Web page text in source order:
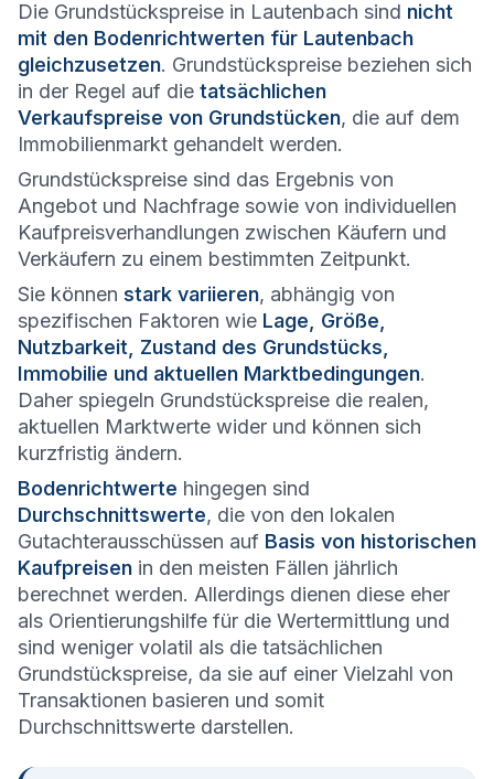
Die Grundstückspreise in Lautenbach sind nicht
mit den Bodenrichtwerten für Lautenbach
gleichzusetzen. Grundstückspreise beziehen sich
in der Regel auf die tatsächlichen
Verkaufspreise von Grundstücken, die auf dem
Immobilienmarkt gehandelt werden.
Grundstückspreise sind das Ergebnis von
Angebot und Nachfrage sowie von individuellen
Kaufpreisverhandlungen zwischen Käufern und
Verkäufern zu einem bestimmten Zeitpunkt.
Sie können stark variieren, abhängig von
spezifischen Faktoren wie Lage, Größe,
Nutzbarkeit, Zustand des Grundstücks,
Immobilie und aktuellen Marktbedingungen.
Daher spiegeln Grundstückspreise die realen,
aktuellen Marktwerte wider und können sich
kurzfristig ändern.
Bodenrichtwerte hingegen sind
Durchschnittswerte, die von den lokalen
Gutachterausschüssen auf Basis von historischen
Kaufpreisen in den meisten Fällen jährlich
berechnet werden. Allerdings dienen diese eher
als Orientierungshilfe für die Wertermittlung und
sind weniger volatil als die tatsächlichen
Grundstückspreise, da sie auf einer Vielzahl von
Transaktionen basieren und somit
Durchschnittswerte darstellen.